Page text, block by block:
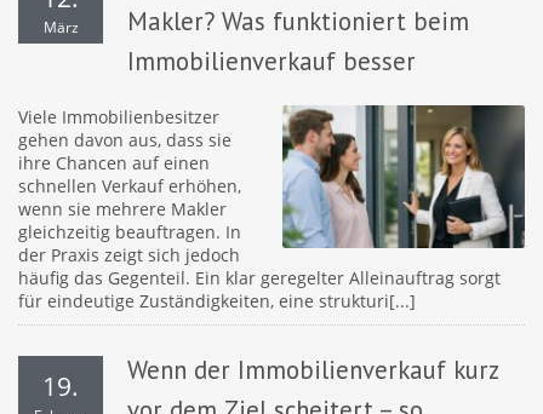
März
Makler? Was funktioniert beim
Immobilienverkauf besser
Viele Immobilienbesitzer
gehen davon aus, dass sie
ihre Chancen auf einen
schnellen Verkauf erhöhen,
wenn sie mehrere Makler
gleichzeitig beauftragen. In
der Praxis zeigt sich jedoch
häufig das Gegenteil. Ein klar geregelter Alleinauftrag sorgt
für eindeutige Zuständigkeiten, eine strukturi[...]
19.
Wenn der Immobilienverkauf kurz